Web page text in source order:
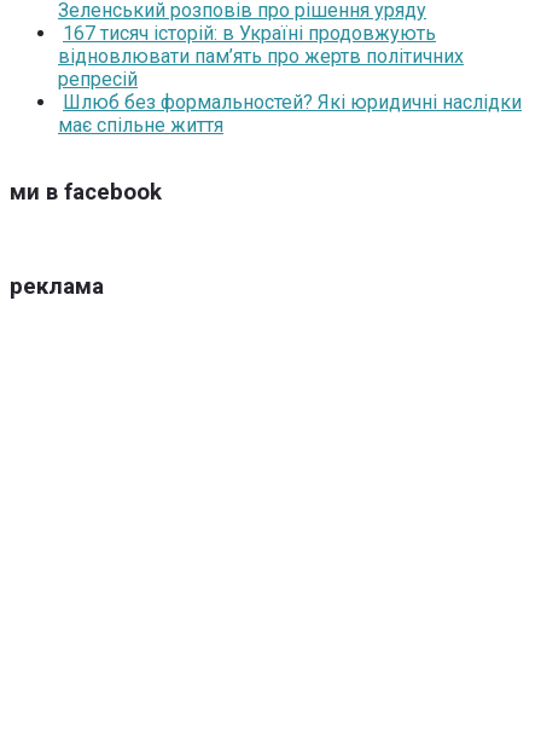
Зеленський розповів про рішення уряду
167 тисяч історій: в Україні продовжують
відновлювати пам’ять про жертв політичних
репресій
Шлюб без формальностей? Які юридичні наслідки
має спільне життя
ми в facebook
реклама